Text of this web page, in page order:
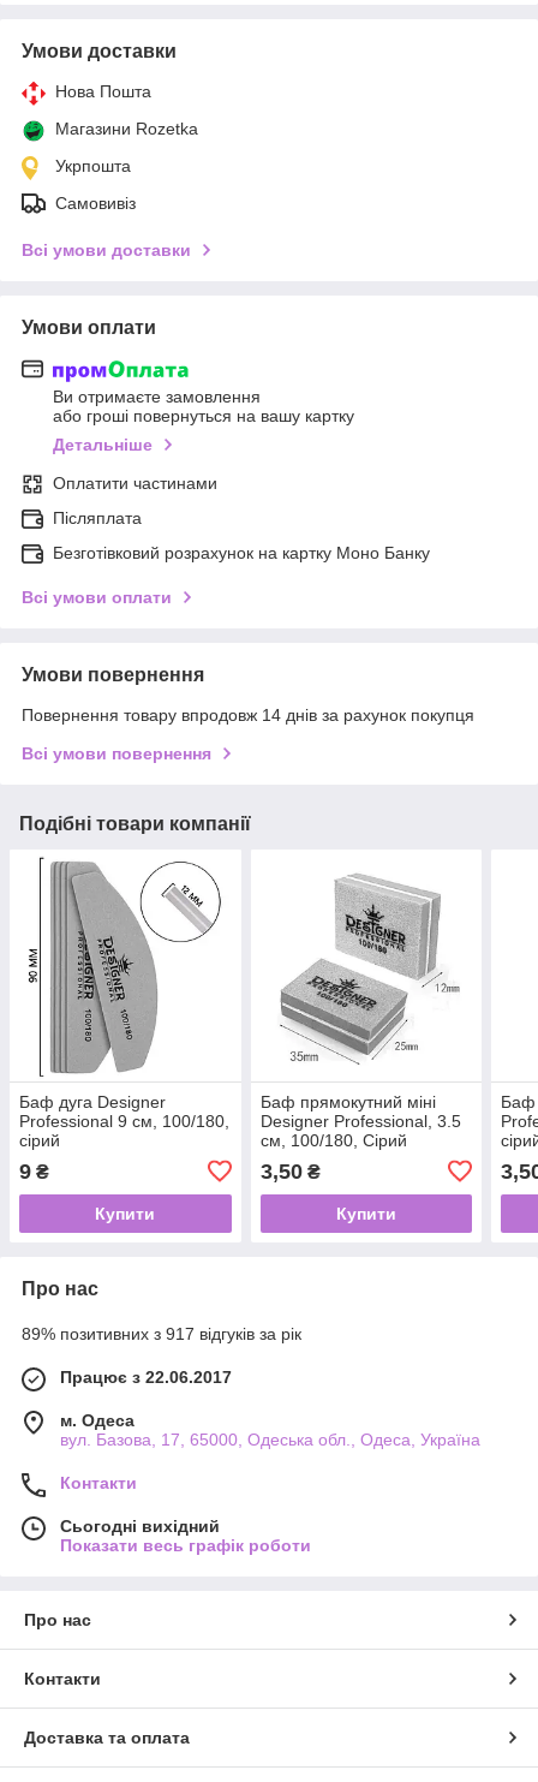
Умови доставки
Нова Пошта
Магазини Rozetka
Укрпошта
Самовивіз
Всі умови доставки
Умови оплати
Ви отримаєте замовлення
або гроші повернуться на вашу картку
Детальніше
Оплатити частинами
Післяплата
Безготівковий розрахунок на картку Моно Банку
Всі умови оплати
Умови повернення
Повернення товару впродовж 14 днів за рахунок покупця
Всі умови повернення
Подібні товари компанії
Баф дуга Designer
Professional 9 см, 100/180,
сірий
9 ₴
Купити
Баф прямокутний міні
Designer Professional, 3.5
см, 100/180, Сірий
3,50₴
Купити
Баф
Про нас
89% позитивних з 917 відгуків за рік
Працює з 22.06.2017
м. Одеса
вул. Базова, 17, 65000, Одеська обл., Одеса, Україна
Контакти
Сьогодні вихідний
Показати весь графік роботи
Про нас
Контакти
Доставка та оплата